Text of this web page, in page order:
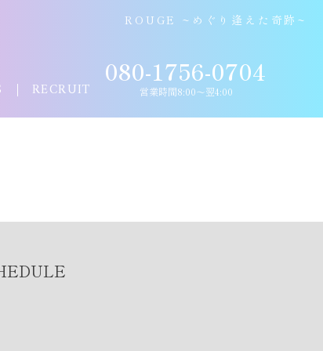
ROUGE ~めぐり逢えた奇跡~
RECRUIT
080-1756-0704
営業時間8:00〜翌4:00